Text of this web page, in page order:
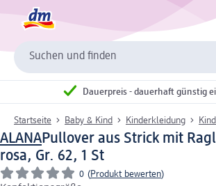
Suchen und finden
Dauerpreis - dauerhaft günstig
Startseite Baby & Kind Kinderkleidung
ALANAPullover aus Strick mit
rosa, Gr. 62, 1 St
0 (Produkt bewerten)